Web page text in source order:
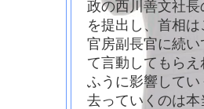
政の西川善文社
を提出し、首相
官房副長官に続
て言動してもら
ふうに影響して
去っていくのは